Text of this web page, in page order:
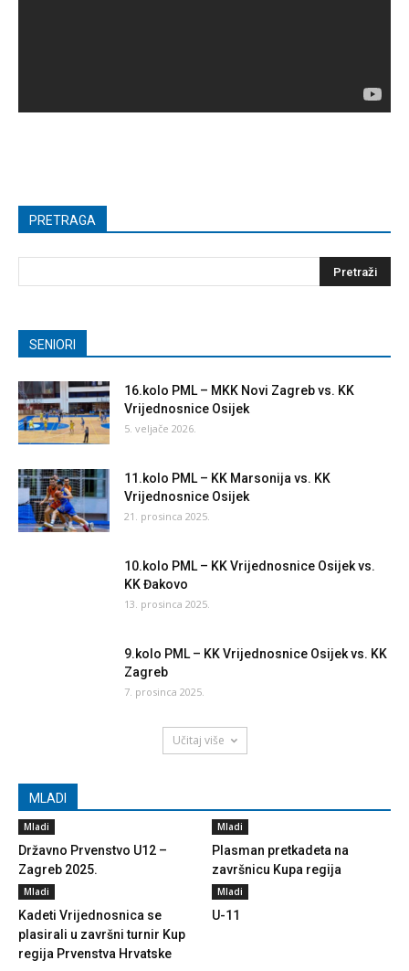
PRETRAGA
SENIORI
16.kolo PML – MKK Novi Zagreb vs. KK
Vrijednosnice Osijek
5. veljače 2026.
11.kolo PML – KK Marsonija vs. KK
Vrijednosnice Osijek
21. prosinca 2025.
10.kolo PML – KK Vrijednosnice Osijek vs.
KK Đakovo
13. prosinca 2025.
9.kolo PML – KK Vrijednosnice Osijek vs. KK
Zagreb
7. prosinca 2025.
Učitaj više
MLADI
Mladi
Državno Prvenstvo U12 –
Zagreb 2025.
Mladi
Plasman pretkadeta na
završnicu Kupa regija
Mladi
Kadeti Vrijednosnica se
plasirali u završni turnir Kup
regija Prvenstva Hrvatske
Mladi
U-11